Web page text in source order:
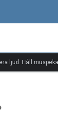
ljud. Håll